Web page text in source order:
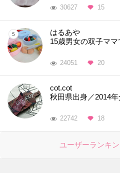
30627 15
はるあや
15歳男女の双子マ
24051 20
cot.cot
秋田県出身／2014
22742 18
ユーザーランキ